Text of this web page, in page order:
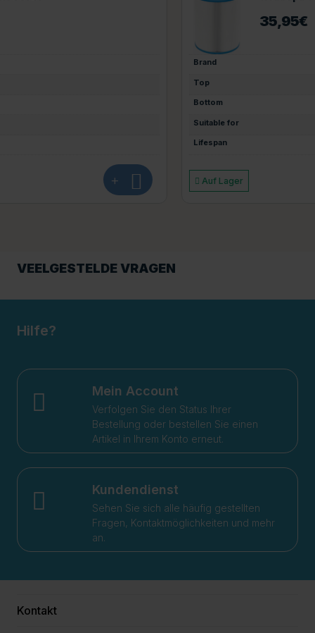
VEELGESTELDE VRAGEN
Hilfe?
Mein Account
Verfolgen Sie den Status Ihrer
Bestellung oder bestellen Sie einen
Artikel in Ihrem Konto erneut.
Kundendienst
Sehen Sie sich alle häufig gestellten
Fragen, Kontaktmöglichkeiten und mehr
an.
Kontakt